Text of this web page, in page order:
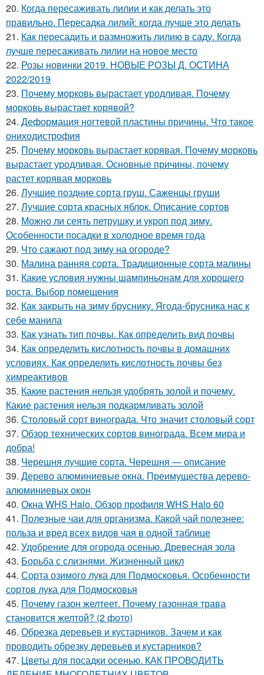
20. Когда пересаживать лилии и как делать это
правильно. Пересадка лилий: когда лучше это делать
21. Как пересадить и размножить лилию в саду. Когда
лучше пересаживать лилии на новое место
22. Розы новинки 2019. НОВЫЕ РОЗЫ Д. ОСТИНА
2022/2019
23. Почему морковь вырастает уродливая. Почему
морковь вырастает корявой?
24. Деформация ногтевой пластины причины. Что такое
ониходистрофия
25. Почему морковь вырастает корявая. Почему морковь
вырастает уродливая. Основные причины, почему
растет корявая морковь
26. Лучшие поздние сорта груш. Саженцы груши
27. Лучшие сорта красных яблок. Описание сортов
28. Можно ли сеять петрушку и укроп под зиму.
Особенности посадки в холодное время года
29. Что сажают под зиму на огороде?
30. Малина ранняя сорта. Традиционные сорта малины
31. Какие условия нужны шампиньонам для хорошего
роста. Выбор помещения
32. Как закрыть на зиму бруснику. Ягода-брусника нас к
себе манила
33. Как узнать тип почвы. Как определить вид почвы
34. Как определить кислотность почвы в домашних
условиях. Как определить кислотность почвы без
химреактивов
35. Какие растения нельзя удобрять золой и почему.
Какие растения нельзя подкармливать золой
36. Столовый сорт винограда. Что значит столовый сорт
37. Обзор технических сортов винограда. Всем мира и
добра!
38. Черешня лучшие сорта. Черешня — описание
39. Дерево алюминиевые окна. Преимущества дерево-
алюминиевых окон
40. Окна WHS Halo. Обзор профиля WHS Halo 60
41. Полезные чаи для организма. Какой чай полезнее:
польза и вред всех видов чая в одной таблице
42. Удобрение для огорода осенью. Древесная зола
43. Борьба с слизнями. Жизненный цикл
44. Сорта озимого лука для Подмосковья. Особенности
сортов лука для Подмосковья
45. Почему газон желтеет. Почему газонная трава
становится желтой? (2 фото)
46. Обрезка деревьев и кустарников. Зачем и как
проводить обрезку деревьев и кустарников?
47. Цветы для посадки осенью. КАК ПРОВОДИТЬ